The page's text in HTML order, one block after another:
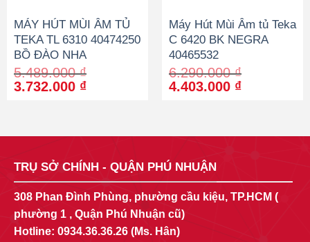
MÁY HÚT MÙI ÂM TỦ
TEKA TL 6310 40474250
BỒ ĐÀO NHA
5.489.000₫
Original
3.732.000 ₫Current
Máy Hút Mùi Âm tủ Teka
C 6420 BK NEGRA
40465532
6.290.000₫
Original
4.403.000 ₫Current
TRỤ SỞ CHÍNH - QUẬN PHÚ NHUẬN
308 Phan Đình Phùng, phường cầu kiệu, TP.HCM (
phường 1 , Quận Phú Nhuận cũ)
Hotline: 0934.36.36.26 (Ms. Hân)